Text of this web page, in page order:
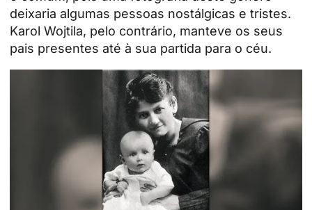
deixaria algumas pessoas nostálgicas e tristes.
Karol Wojtila, pelo contrário, manteve os seus
pais presentes até à sua partida para o céu.